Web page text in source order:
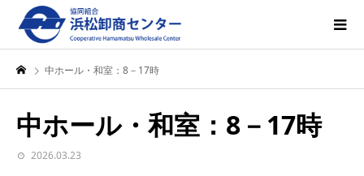
中ホール・和室：8－17時
中ホール・和室：8－17時
2026.03.23